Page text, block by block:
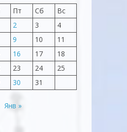
Пт Сб
Вс
2 3
4
9 10
11
16 17
18
23 24
25
30 31
Янв »